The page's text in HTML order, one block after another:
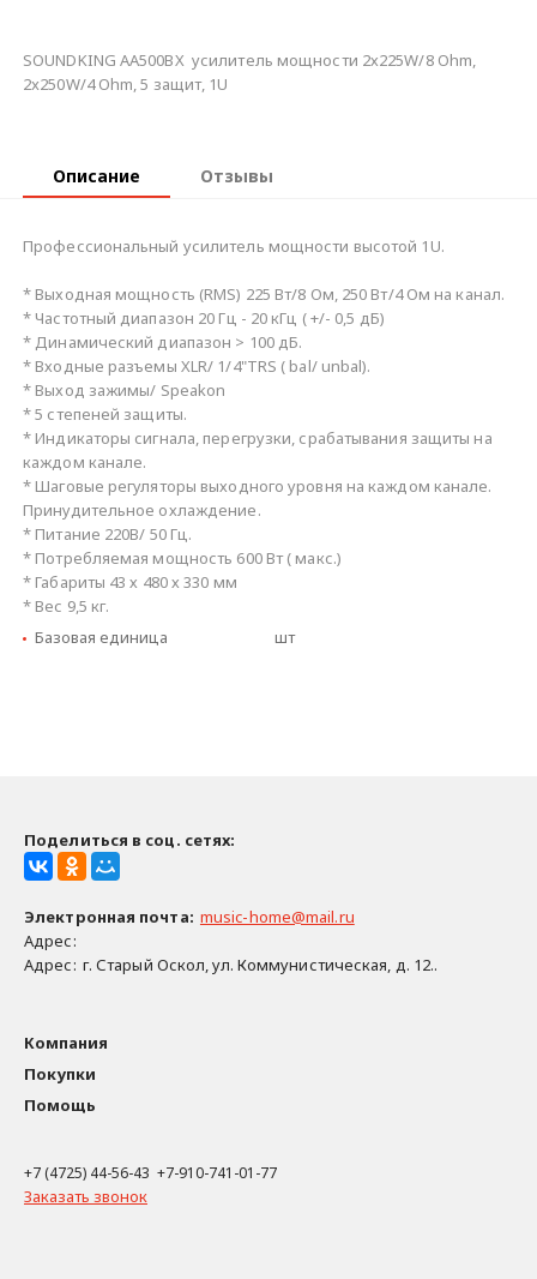
SOUNDKING AA500BX усилитель мощности 2х225W/8 Ohm,
2x250W/4 Ohm, 5 защит, 1U
Описание Отзывы
Профессиональный усилитель мощности высотой 1U.
* Выходная мощность (RMS) 225 Вт/8 Ом, 250 Вт/4 Ом на канал.
* Частотный диапазон 20 Гц - 20 кГц ( +/- 0,5 дБ)
* Динамический диапазон > 100 дБ.
* Входные разъемы XLR/ 1/4"TRS ( bal/ unbal).
* Выход зажимы/ Speakon
* 5 степеней защиты.
* Индикаторы сигнала, перегрузки, срабатывания защиты на
каждом канале.
* Шаговые регуляторы выходного уровня на каждом канале.
Принудительное охлаждение.
* Питание 220В/ 50 Гц.
* Потребляемая мощность 600 Вт ( макс.)
* Габариты 43 х 480 х 330 мм
* Вес 9,5 кг.
Базовая единица
шт
Поделиться в соц. сетях:
Электронная почта: music-home@mail.ru
Адрес:
Адрес: г. Старый Оскол, ул. Коммунистическая, д. 12..
Компания
Покупки
Помощь
+7 (4725) 44-56-43 +7-910-741-01-77
Заказать звонок